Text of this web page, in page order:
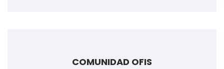
COMUNIDAD OFIS